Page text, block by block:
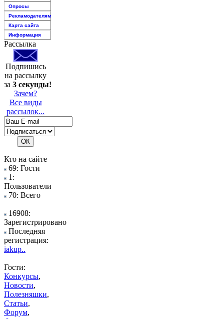
Опросы
Рекламодателям
Карта сайта
Информация
Рассылка
Подпишись
на рассылку
за 3 секунды!
Зачем?
Все виды
рассылок...
Кто на сайте
69: Гости
1:
Пользователи
70: Всего
16908:
Зарегистрировано
Последняя
регистрация:
iakup..
Гости:
Конкурсы,
Новости,
Полезняшки,
Статьи,
Форум,